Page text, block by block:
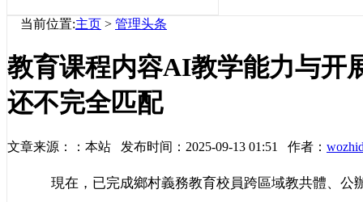
当前位置:主页 > 管理头条
教育课程内容AI教学能力与开
还不完全匹配
文章来源：：本站 发布时间：2025-09-13 01:51 作者：
現在，已完成鄉村義務教育校員跨區域教共體、公